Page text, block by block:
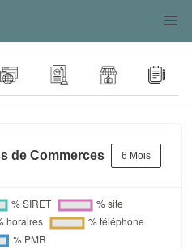
de Commerces 6 Mois